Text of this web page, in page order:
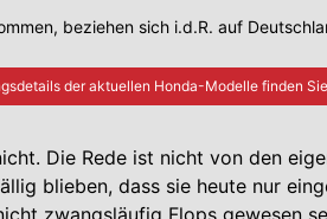
beziehen sich i.d.R. auf
der aktuellen Honda-Modelle finden
Die Rede ist nicht von den
blieben, dass sie heute nur
zwangsläufig Flops gewesen